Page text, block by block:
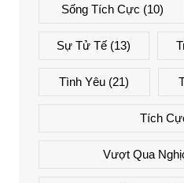
Sống Tích Cực (10)
Sự Tử Tế (13)
Tình Yêu (21)
Tích
Vượt Qua